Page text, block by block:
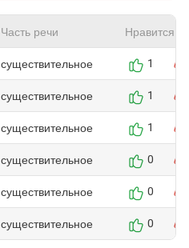
Часть речи Нравится
существительное 1
существительное 1
существительное 1
существительное 0
существительное 0
существительное 0